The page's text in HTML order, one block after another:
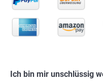
Ich bin mir unschlüssig